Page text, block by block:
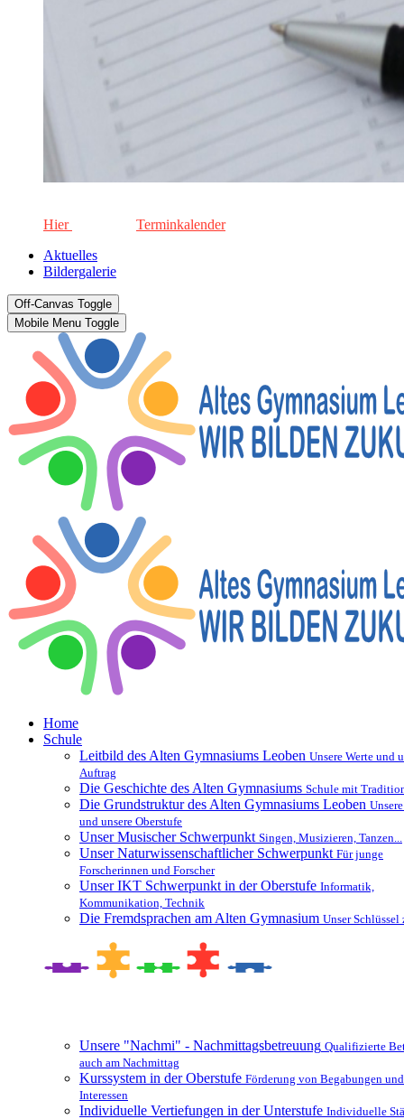
Hier
Terminkalender
Aktuelles
Bildergalerie
Off-Canvas Toggle
Mobile Menu Toggle
Home
Schule
Leitbild des Alten Gymnasiums Leoben Unsere Werte und
Auftrag
Die Geschichte des Alten Gymnasiums Schule mit
Die Grundstruktur des Alten Gymnasiums Leoben
und unsere Oberstufe
Unser Musischer Schwerpunkt Singen, Musizieren, Tanzen...
Unser Naturwissenschaftlicher Schwerpunkt Für junge
Forscherinnen und Forscher
Unser IKT Schwerpunkt in der Oberstufe Informatik,
Kommunikation, Technik
Die Fremdsprachen am Alten Gymnasium Unser Schlüssel
Unsere "Nachmi" - Nachmittagsbetreuung Qualifizierte
auch am Nachmittag
Kurssystem in der Oberstufe Förderung von Begabungen und
Interessen
Individuelle Vertiefungen in der Unterstufe Individuelle